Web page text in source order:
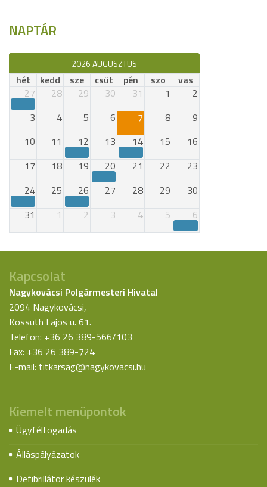
NAPTÁR
2026 AUGUSZTUS
hét kedd sze csüt pén szo
vas
27
28 29 30 31 1
2
3
4 5 6 7 8
9
10
11 12 13 14 15
16
17
18 19 20 21 22
23
24
25 26 27 28 29
30
31
1 2 3 4 5 6
Kapcsolat
Nagykovácsi Polgármesteri Hivatal
2094 Nagykovácsi,
Kossuth Lajos u. 61.
Telefon: +36 26 389-566/103
Fax: +36 26 389-724
E-mail: titkarsag@nagykovacsi.hu
Kiemelt menüpontok
Ügyfélfogadás
Álláspályázatok
Defibrillátor készülék